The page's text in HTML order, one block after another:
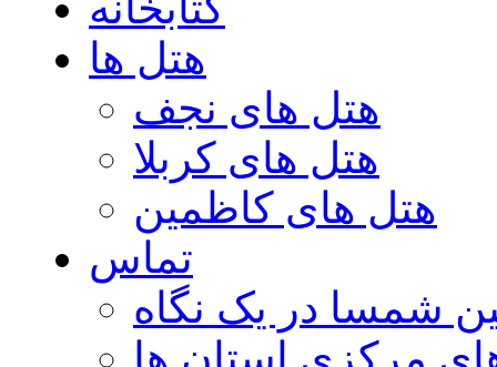
هتل ها
هتل های نجف
هتل های کربلا
هتل های کاظمین
تماس
شمسا در یک نگاه
مرکزی استان ها